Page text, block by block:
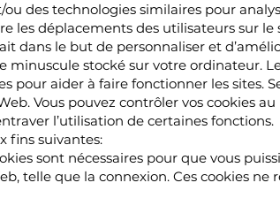
ou des technologies similaires pour
les déplacements des utilisateurs sur
dans le but de personnaliser et
minuscule stocké sur votre ordinateur.
pour aider à faire fonctionner les sites.
Vous pouvez contrôler vos cookies
l’utilisation de certaines fonctions.
fins suivantes:
sont nécessaires pour que vous
telle que la connexion. Ces cookies